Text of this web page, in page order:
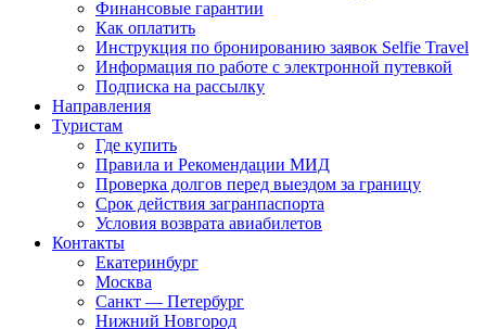
Финансовые гарантии
Как оплатить
Инструкция по бронированию заявок Selfie Travel
Информация по работе с электронной путевкой
Подписка на рассылку
Направления
Туристам
Где купить
Правила и Рекомендации МИД
Проверка долгов перед выездом за границу
Срок действия загранпаспорта
Условия возврата авиабилетов
Контакты
Екатеринбург
Москва
Санкт — Петербург
Нижний Новгород